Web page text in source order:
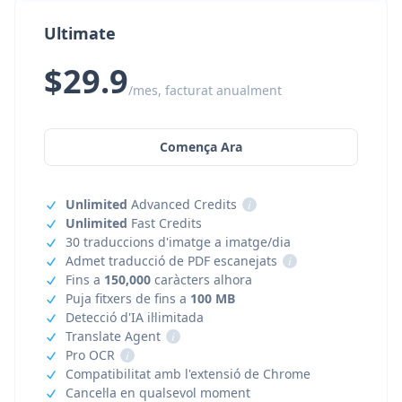
Ultimate
$29.9/mes, facturat anualment
Comença Ara
Unlimited Advanced Credits
i
Unlimited Fast Credits
30 traduccions d'imatge a imatge/dia
Admet traducció de PDF escanejats
i
Fins a 150,000 caràcters alhora
Puja fitxers de fins a 100 MB
Detecció d'IA il·limitada
Translate Agent
i
Pro OCR
i
Compatibilitat amb l'extensió de Chrome
Cancel·la en qualsevol moment